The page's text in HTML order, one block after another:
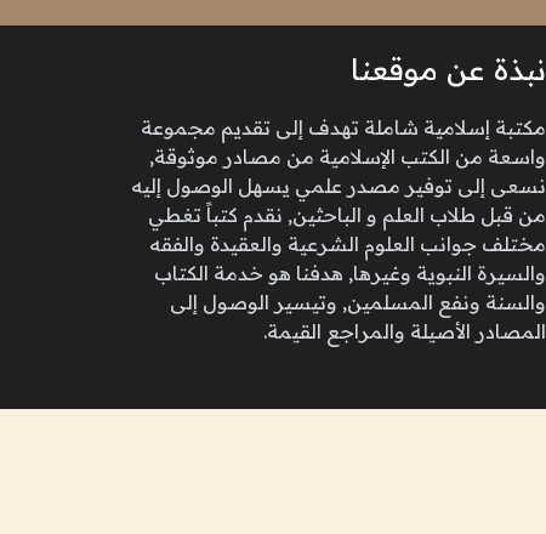
نبذة عن موقعنا
مكتبة إسلامية شاملة تهدف إلى تقديم مجموعة
واسعة من الكتب الإسلامية من مصادر موثوقة,
نسعى إلى توفير مصدر علمي يسهل الوصول إليه
من قبل طلاب العلم و الباحثين, نقدم كتباً تغطي
مختلف جوانب العلوم الشرعية والعقيدة والفقه
والسيرة النبوية وغيرها, هدفنا هو خدمة الكتاب
والسنة ونفع المسلمين, وتيسير الوصول إلى
المصادر الأصيلة والمراجع القيمة.